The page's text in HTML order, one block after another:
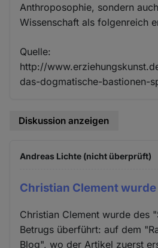
Anthroposophie, sondern
Wissenschaft als folgenreich
Quelle:
http://
das-dogmatische-bastionen-
Diskussion anzeigen
Andreas Lichte (nicht überprüft)
Christian Clement wurde
Christian Clement wurde des
Betrugs überführt: auf dem
Blog", wo der Artikel zuerst